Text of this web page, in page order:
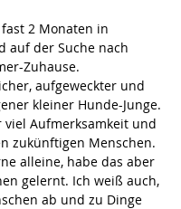
2 Monaten in
auf der Suche nach
Zuhause.
aufgeweckter und
kleiner Hunde-Junge.
viel Aufmerksamkeit und
zukünftigen Menschen.
alleine, habe das aber
gelernt. Ich weiß auch,
ab und zu Dinge